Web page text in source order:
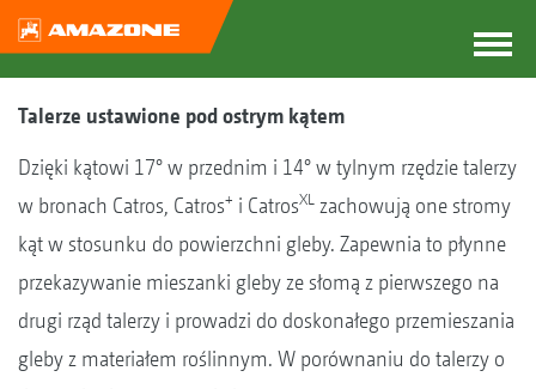
Talerze ustawione pod ostrym kątem
Dzięki kątowi 17° w przednim i 14° w tylnym rzędzie talerzy
w bronach Catros, Catros+ i CatrosXL zachowują one stromy
kąt w stosunku do powierzchni gleby. Zapewnia to płynne
przekazywanie mieszanki gleby ze słomą z pierwszego na
drugi rząd talerzy i prowadzi do doskonałego przemieszania
gleby z materiałem roślinnym. W porównaniu do talerzy o